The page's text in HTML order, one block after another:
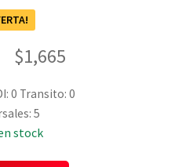
$1,665
0 Transito: 0
5
stock